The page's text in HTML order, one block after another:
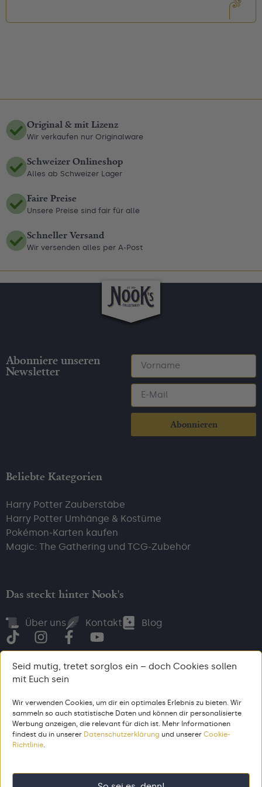
Seid mutig, tretet sorglos ein – doch Cookies sollen
mit Euch sein
Wir verwenden Cookies, um dir ein optimales Erlebnis zu bieten. Wir
sammeln so auch statistische Daten und können dir personalisierte
Werbung anzeigen, die relevant für dich ist. Mehr Informationen
findest du in unserer Datenschutzerklärung und unserer Cookie-
Richtlinie
Original & mit Lizenz
Wir verkaufen nur Originalware
Schweizer Onlineshop
Alles ab Schweizer Lager
Faire Preise
Unsere Preise sind fair für alle
Schneller Versand
Wir versenden alles per A-Post
Abonniere unseren
Newsletter
Abonnieren
Beliebte Kategorien
Harry Potter Zauberstäbe
Harry Potter Umhänge & Kostüme
Pokémon-Karten kaufen
Magic: The Gathering und TCG-Zubehör
Das steckt hinter Nook's
Über uns Kontakt Blog
AGB Impressum